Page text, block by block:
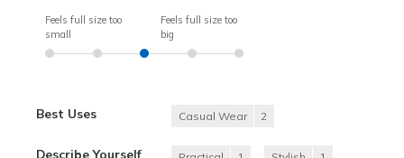
Feels full size too
small
Feels full size too
big
Best Uses Casual Wear 2
Describe Yourself